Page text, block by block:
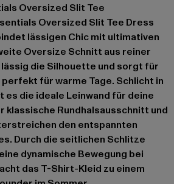
Oversized Slit Tee
Oversized Slit Tee Dress
lässigen Chic mit ultimativen
Oversize Schnitt aus reiner
die Silhouette und sorgt für
für warme Tage. Schlicht in
es die ideale Leinwand für deine
klassische Rundhalsausschnitt und
den entspannten
Durch die seitlichen Schlitze
dynamische Bewegung bei
das T-Shirt-Kleid zu einem